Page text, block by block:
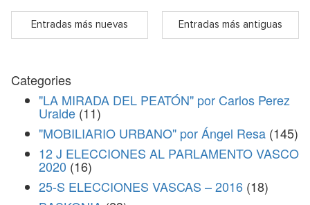
Entradas más nuevas Entradas más antiguas
Categories
"LA MIRADA DEL PEATÓN" por Carlos Perez
Uralde (11)
"MOBILIARIO URBANO" por Ángel Resa (145)
12 J ELECCIONES AL PARLAMENTO VASCO
2020 (16)
25-S ELECCIONES VASCAS – 2016 (18)